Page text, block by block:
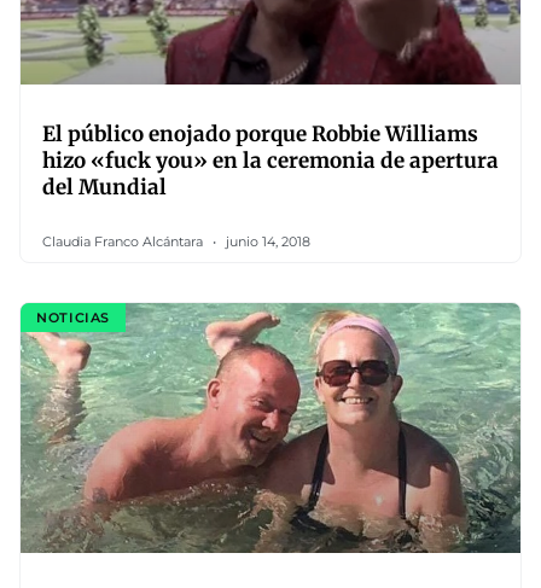
El público enojado porque Robbie Williams
hizo «fuck you» en la ceremonia de apertura
del Mundial
Claudia Franco Alcántara junio 14, 2018
NOTICIAS